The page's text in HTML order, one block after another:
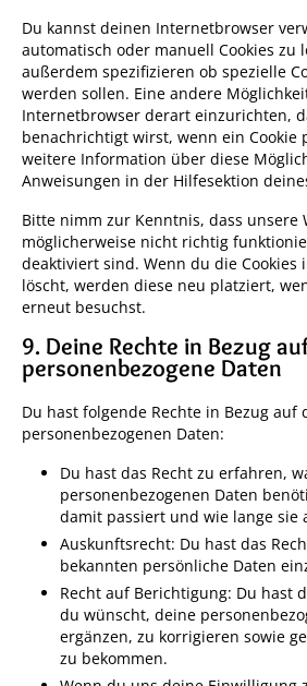
Du kannst deinen Internetbrowser
automatisch oder manuell Cookies zu
außerdem spezifizieren ob spezielle
werden sollen. Eine andere
Internetbrowser derart einzurichten,
benachrichtigt wirst, wenn ein Cookie
weitere Information über diese
Anweisungen in der Hilfesektion
Bitte nimm zur Kenntnis, dass unsere
möglicherweise nicht richtig
deaktiviert sind. Wenn du die Cookies
löscht, werden diese neu platziert,
erneut besuchst.
9. Deine Rechte in Bezug
personenbezogene Daten
Du hast folgende Rechte in Bezug auf
personenbezogenen Daten:
Du hast das Recht zu erfahren,
personenbezogenen Daten
damit passiert und wie lange sie
Auskunftsrecht: Du hast das
bekannten persönliche Daten
Recht auf Berichtigung: Du hast
du wünscht, deine
ergänzen, zu korrigieren sowie
zu bekommen.